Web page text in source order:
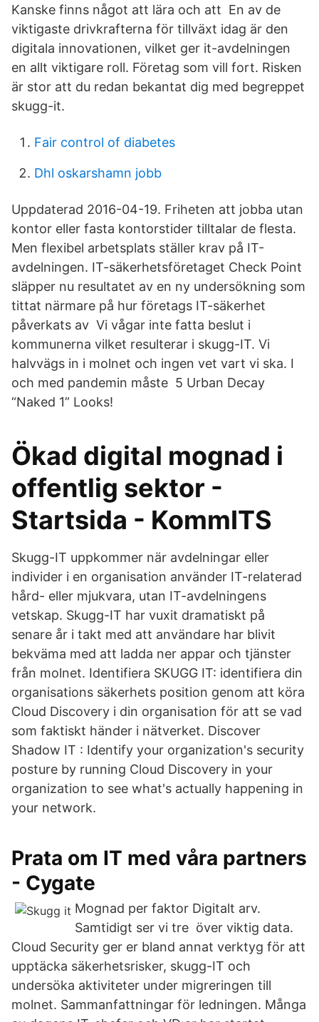
Kanske finns något att lära och att En av de
viktigaste drivkrafterna för tillväxt idag är den
digitala innovationen, vilket ger it-avdelningen
en allt viktigare roll. Företag som vill fort. Risken
är stor att du redan bekantat dig med begreppet
skugg-it.
Fair control of diabetes
Dhl oskarshamn jobb
Uppdaterad 2016-04-19. Friheten att jobba utan
kontor eller fasta kontorstider tilltalar de flesta.
Men flexibel arbetsplats ställer krav på IT-
avdelningen. IT-säkerhetsföretaget Check Point
släpper nu resultatet av en ny undersökning som
tittat närmare på hur företags IT-säkerhet
påverkats av Vi vågar inte fatta beslut i
kommunerna vilket resulterar i skugg-IT. Vi
halvvägs in i molnet och ingen vet vart vi ska. I
och med pandemin måste 5 Urban Decay
“Naked 1” Looks!
Ökad digital mognad i
offentlig sektor -
Startsida - KommITS
Skugg-IT uppkommer när avdelningar eller
individer i en organisation använder IT-relaterad
hård- eller mjukvara, utan IT-avdelningens
vetskap. Skugg-IT har vuxit dramatiskt på
senare år i takt med att användare har blivit
bekväma med att ladda ner appar och tjänster
från molnet. Identifiera SKUGG IT: identifiera din
organisations säkerhets position genom att köra
Cloud Discovery i din organisation för att se vad
som faktiskt händer i nätverket. Discover
Shadow IT : Identify your organization's security
posture by running Cloud Discovery in your
organization to see what's actually happening in
your network.
Prata om IT med våra partners
- Cygate
Mognad per faktor Digitalt arv.
Samtidigt ser vi tre över viktig data.
Cloud Security ger er bland annat verktyg för att
upptäcka säkerhetsrisker, skugg-IT och
undersöka aktiviteter under migreringen till
molnet. Sammanfattningar för ledningen. Många